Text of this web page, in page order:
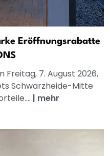
Eröffnungsrabatte
Freitag, 7. August 2026,
Schwarzheide-Mitte
| mehr